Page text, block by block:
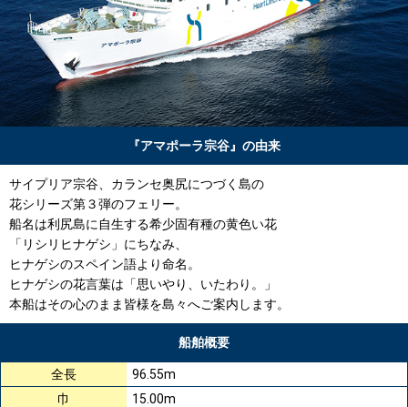
『アマポーラ宗谷』の由来
サイプリア宗谷、カランセ奥尻につづく島の
花シリーズ第３弾のフェリー。
船名は利尻島に自生する希少固有種の黄色い花
「リシリヒナゲシ」にちなみ、
ヒナゲシのスペイン語より命名。
ヒナゲシの花言葉は「思いやり、いたわり。」
本船はその心のまま皆様を島々へご案内します。
船舶概要
全長
96.55m
巾
15.00m